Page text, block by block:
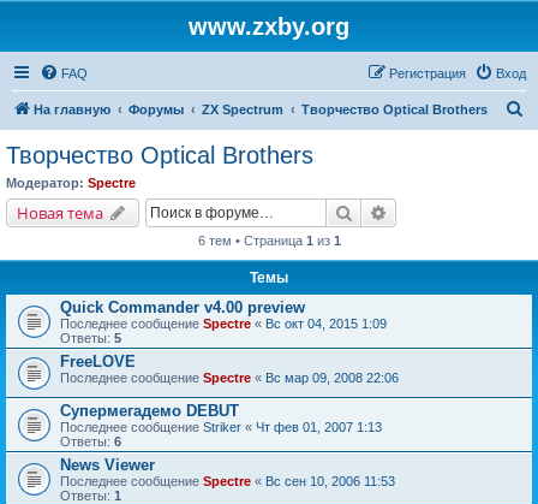
www.zxby.org
FAQ Вход
Регистрация
На главную Форумы ZX Spectrum Творчество Optical Brothers
Творчество Optical Brothers
Модератор: Spectre
Новая тема Поиск
6 тем • Страница 1 из 1
Темы
Quick Commander v4.00 preview
Последнее сообщение Spectre « Вс окт 04, 2015 1:09
Ответы: 5
FreeLOVE
Последнее сообщение Spectre « Вс мар 09, 2008 22:06
Супермегадемо DEBUT
Последнее сообщение Striker « Чт фев 01, 2007 1:13
Ответы: 6
News Viewer
Последнее сообщение Spectre « Вс сен 10, 2006 11:53
Ответы: 1